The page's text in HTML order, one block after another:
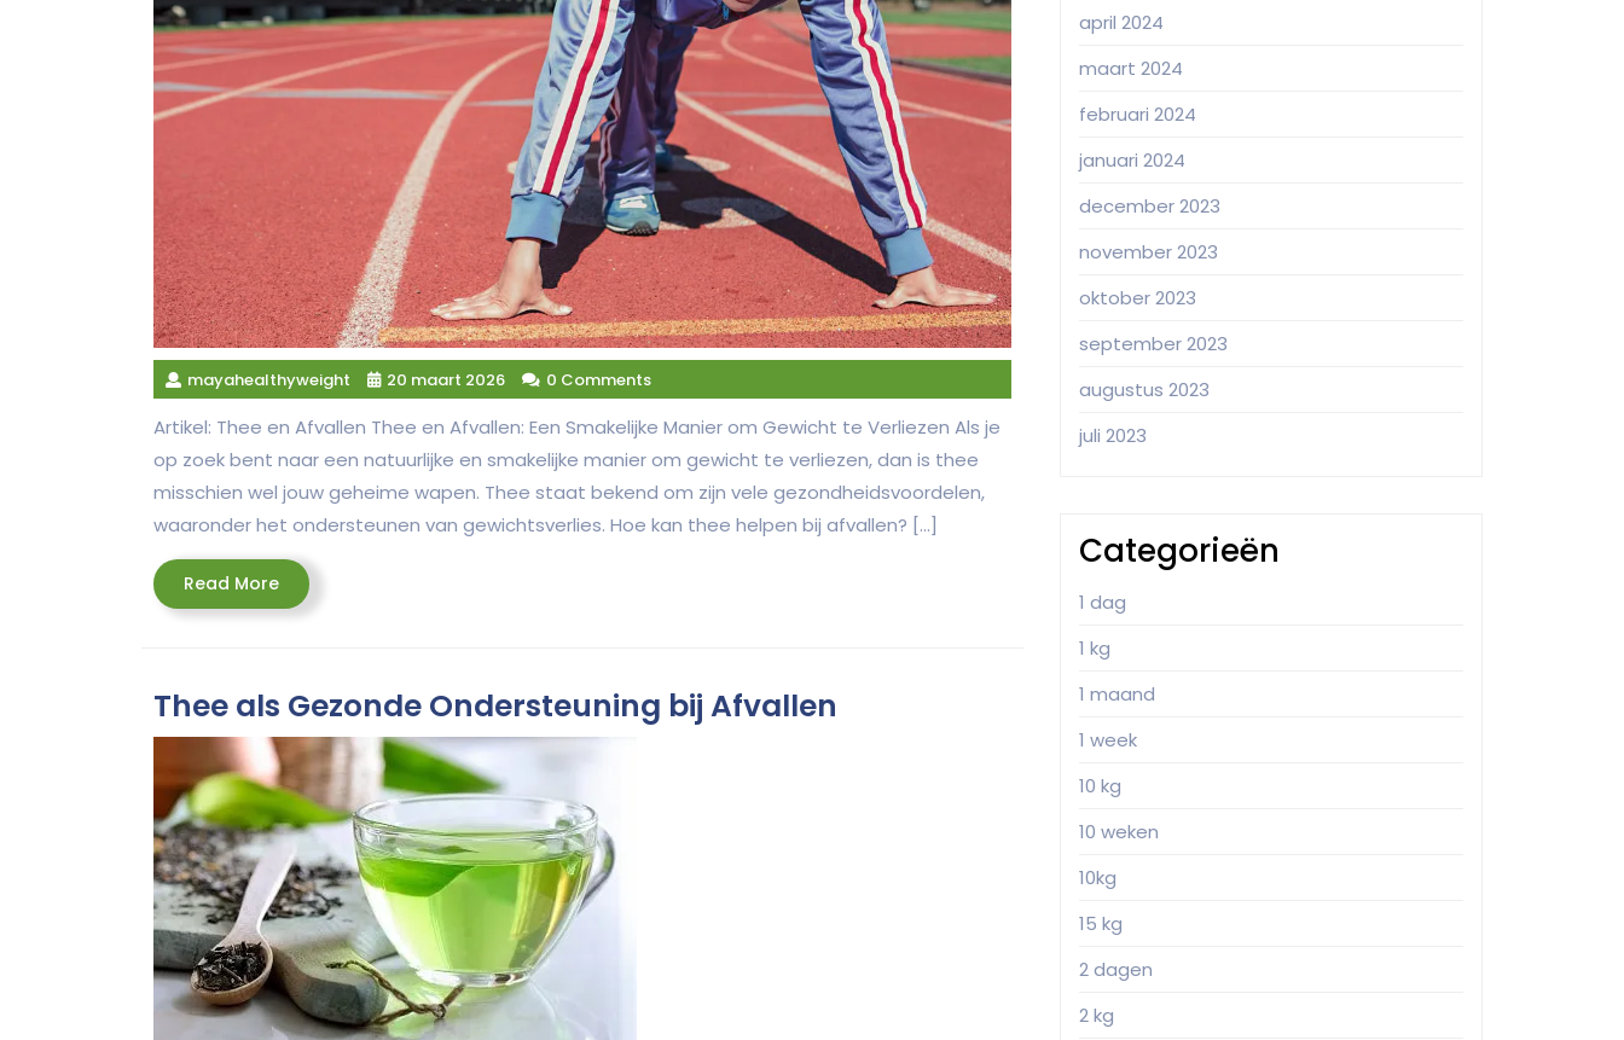
mayahealthyweight 20 maart 2026 0 Comments
Artikel: Thee en Afvallen Thee en Afvallen: Een Smakelijke Manier om Gewicht te Verliezen Als je
op zoek bent naar een natuurlijke en smakelijke manier om gewicht te verliezen, dan is thee
misschien wel jouw geheime wapen. Thee staat bekend om zijn vele gezondheidsvoordelen,
waaronder het ondersteunen van gewichtsverlies. Hoe kan thee helpen bij afvallen? […]
Read MoreRead
More
Thee als Gezonde Ondersteuning bij Afvallen
april 2024
maart 2024
februari 2024
januari 2024
december 2023
november 2023
oktober 2023
september 2023
augustus 2023
juli 2023
Categorieën
1 dag
1 kg
1 maand
1 week
10 kg
10 weken
10kg
15 kg
2 dagen
2 kg